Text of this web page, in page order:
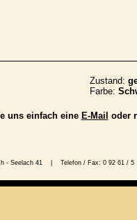
Zustand:
Farbe:
uns einfach eine E-Mail oder
- Seelach 41 | Telefon / Fax: 0 92